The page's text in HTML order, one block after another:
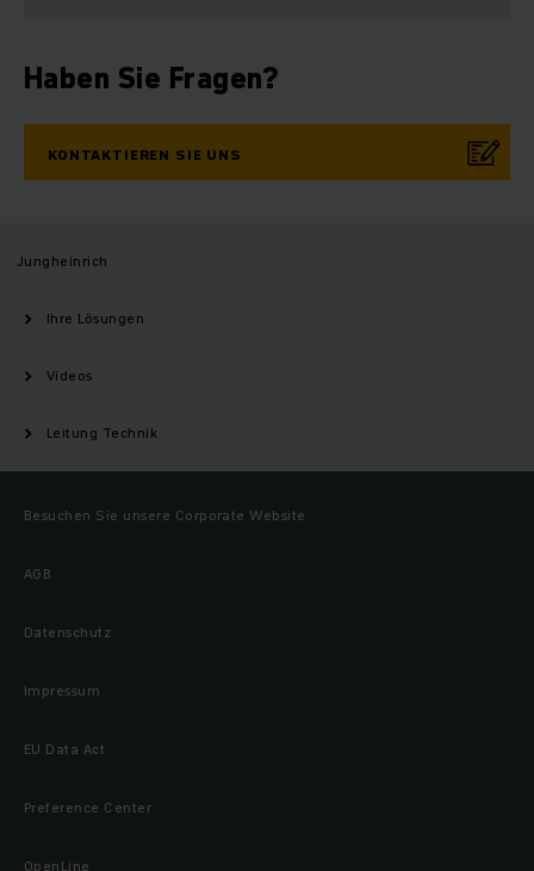
Haben Sie Fragen?
KONTAKTIEREN SIE UNS
Jungheinrich
Ihre Lösungen
Videos
Leitung Technik
Besuchen Sie unsere Corporate Website
AGB
Datenschutz
Impressum
EU Data Act
Preference Center
OpenLine